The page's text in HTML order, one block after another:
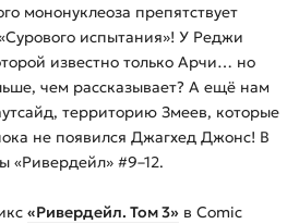
мононуклеоза препятствует
испытания»! У Реджи
известно только Арчи… но
чем рассказывает? А ещё нам
территорию Змеев, которые
не появился Джагхед Джонс! В
«Ривердейл» #9–12.
«Ривердейл. Том 3» в Comic